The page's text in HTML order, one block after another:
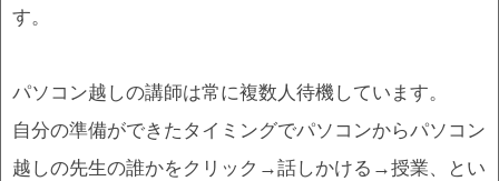
す。
パソコン越しの講師は常に複数人待機しています。
自分の準備ができたタイミングでパソコンからパソコン
越しの先生の誰かをクリック→話しかける→授業、とい